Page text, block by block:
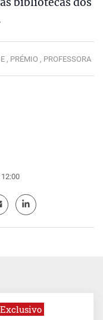
, PRÉMIO , PROFESSORA
Exclusivo